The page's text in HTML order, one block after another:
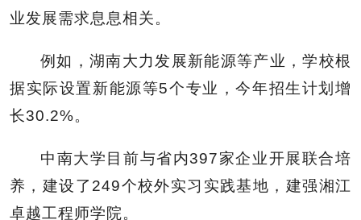
业发展需求息息相关。
例如，湖南大力发展新能源等产业，学校根
据实际设置新能源等5个专业，今年招生计划增
长30.2%。
中南大学目前与省内397家企业开展联合培
养，建设了249个校外实习实践基地，建强湘江
卓越工程师学院。